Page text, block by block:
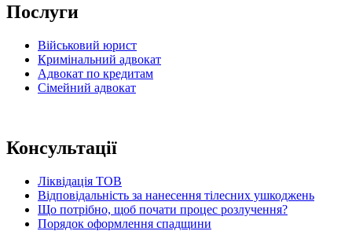
Послуги
Військовий юрист
Кримінальний адвокат
Адвокат по кредитам
Сімейний адвокат
Консультації
Ліквідація ТОВ
Відповідальність за нанесення тілесних ушкоджень
Що потрібно, щоб почати процес розлучення?
Порядок оформлення спадщини